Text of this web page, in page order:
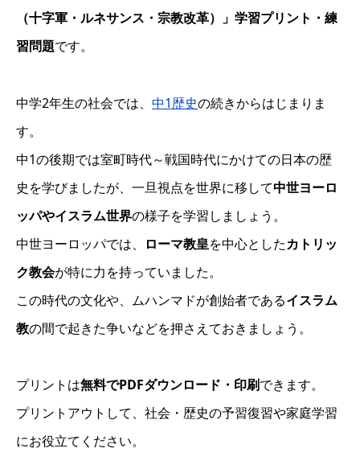
（十字軍・ルネサンス・宗教改革）」学習プリント・練
習問題です。
中学2年生の社会では、 中1歴史の続きからはじまりま
す。
中1の後期では室町時代～戦国時代にかけての日本の歴
史を学びましたが、一旦視点を世界に移して中世ヨーロ
ッパやイスラム世界の様子を学習しましょう。
中世ヨーロッパでは、
ローマ教皇を中心としたカトリッ
ク教会が特に力を持っていました。
この時代の文化や、ムハンマドが創始者であるイスラム
教の間で起きた争いなどを押さえておきましょう。
プリントは無料でPDFダウンロード・印刷できます。
プリントアウトして、社会・歴史の予習復習や家庭学習
にお役立てください。